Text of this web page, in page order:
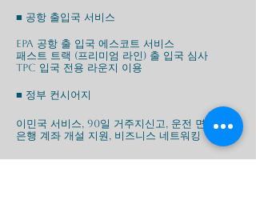
■ 공항 출입국 서비스
EPA 공항 출 입국 에스코트 서비스
패스트 트랙 (프리미엄 라인) 출 입국 심사
TPC 입국 전용 라운지 이용
■ 정부 컨시어지
이민국 서비스, 90일 거주지신고, 운전 면허증,
은행 계좌 개설 지원, 비즈니스 네트워킹